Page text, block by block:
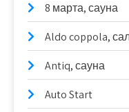
8 марта, сауна
Aldo coppola,
Antiq, сауна
Auto Start